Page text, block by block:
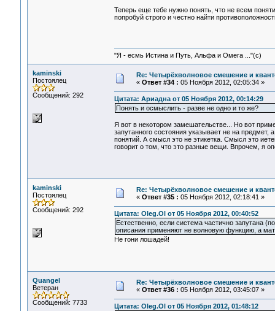
Теперь еще тебе нужно понять, что не всем
попробуй строго и честно найти
"Я - есмь Истина и Путь, Альфа и Омега ..."(с)
kaminski
Постоялец
Сообщений: 292
Re: Четырёхволновое смешение и
« Ответ #34 : 05 Ноября 2012, 02:05:34 »
Цитата: Ариадна от 05 Ноября 2012, 00:14:29
Понять и осмыслить - разве не одно и то же?
Я вот в некотором замешательстве... Но вот
запутанного состояния указывает не на
понятий. А смысл это не этикетка. Смысл это
говорит о том, что это разные вещи. Впрочем, я
kaminski
Постоялец
Сообщений: 292
Re: Четырёхволновое смешение и
« Ответ #35 : 05 Ноября 2012, 02:18:41 »
Цитата: Oleg.Ol от 05 Ноября 2012, 00:40:52
Естественно, если система частично запутана
описания применяют не волновую функцию, а
Не гони лошадей!
Quangel
Ветеран
Сообщений: 7733
Re: Четырёхволновое смешение и
« Ответ #36 : 05 Ноября 2012, 03:45:07 »
Цитата: Oleg.Ol от 05 Ноября 2012, 01:48:12